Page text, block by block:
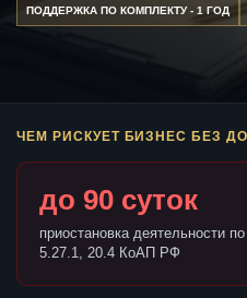
ПОДДЕРЖКА ПО КОМПЛЕКТУ - 1 ГОД
ЧЕМ РИСКУЕТ БИЗНЕС БЕЗ
до 90 суток
приостановка деятельности
5.27.1, 20.4 КоАП РФ